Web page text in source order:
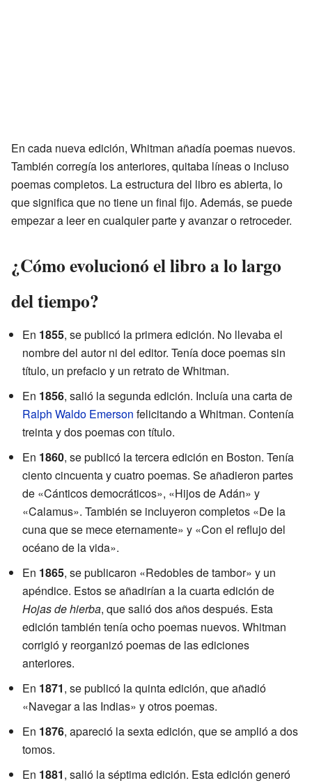
En cada nueva edición, Whitman añadía poemas nuevos.
También corregía los anteriores, quitaba líneas o incluso
poemas completos. La estructura del libro es abierta, lo
que significa que no tiene un final fijo. Además, se puede
empezar a leer en cualquier parte y avanzar o retroceder.
¿Cómo evolucionó el libro a lo largo
del tiempo?
En 1855, se publicó la primera edición. No llevaba el
nombre del autor ni del editor. Tenía doce poemas sin
título, un prefacio y un retrato de Whitman.
En 1856, salió la segunda edición. Incluía una carta de
Ralph Waldo Emerson felicitando a Whitman. Contenía
treinta y dos poemas con título.
En 1860, se publicó la tercera edición en Boston. Tenía
ciento cincuenta y cuatro poemas. Se añadieron partes
de «Cánticos democráticos», «Hijos de Adán» y
«Calamus». También se incluyeron completos «De la
cuna que se mece eternamente» y «Con el reflujo del
océano de la vida».
En 1865, se publicaron «Redobles de tambor» y un
apéndice. Estos se añadirían a la cuarta edición de
Hojas de hierba, que salió dos años después. Esta
edición también tenía ocho poemas nuevos. Whitman
corrigió y reorganizó poemas de las ediciones
anteriores.
En 1871, se publicó la quinta edición, que añadió
«Navegar a las Indias» y otros poemas.
En 1876, apareció la sexta edición, que se amplió a dos
tomos.
En 1881, salió la séptima edición. Esta edición generó